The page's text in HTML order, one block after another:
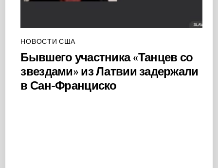
НОВОСТИ США
Бывшего участника «Танцев со
звездами» из Латвии задержали
в Сан-Франциско